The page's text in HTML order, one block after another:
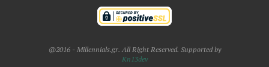
@2016 - Millennials.gr. All Right Reserved. Supported by
Kn13dev